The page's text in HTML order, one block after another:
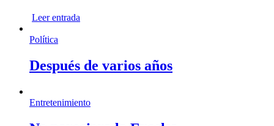
Leer entrada
Política
Después de varios años
Entretenimiento